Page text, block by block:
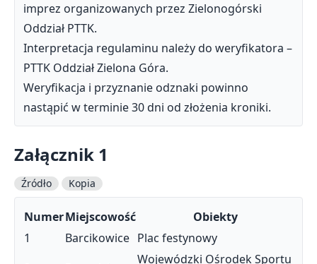
imprez organizowanych przez Zielonogórski
Oddział PTTK.
Interpretacja regulaminu należy do weryfikatora –
PTTK Oddział Zielona Góra.
Weryfikacja i przyznanie odznaki powinno
nastąpić w terminie 30 dni od złożenia kroniki.
Załącznik 1
Źródło Kopia
NumerMiejscowość
Obiekty
1
Barcikowice Plac festynowy
Wojewódzki Ośrodek Sportu